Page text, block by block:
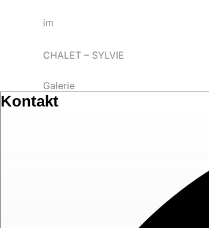
im
CHALET – SYLVIE
Galerie
Kontakt